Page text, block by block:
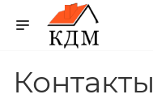
Контакты